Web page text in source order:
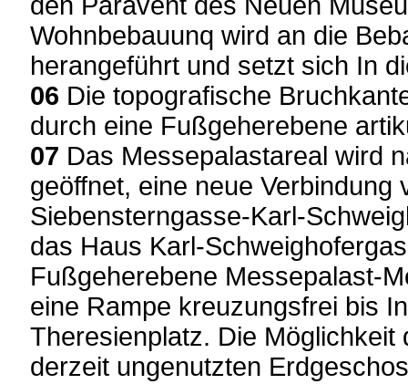
Wohnbebauunq wird an die
herangeführt und setzt sich In
06 Die topografische
durch eine Fußgeherebene
07 Das Messepalastareal wird
geöffnet, eine neue Verbindung
Siebensterngasse-Karl-
das Haus Karl-
Fußgeherebene Messepalast-
eine Rampe kreuzungsfrei bis
Theresienplatz. Die Möglichkeit
derzeit ungenutzten